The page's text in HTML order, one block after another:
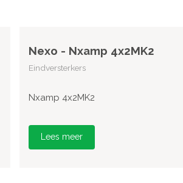
Nexo - Nxamp 4x2MK2
Eindversterkers
Nxamp 4x2MK2
Lees meer